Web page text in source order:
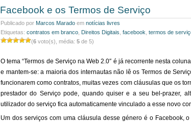
Facebook e os Termos de Serviço
Publicado por Marcos Marado em notícias livres
Etiquetas: contratos em branco Direitos Digitais facebook termos de
(6 voto(s), média: 5 de 5)
O tema “Termos de Serviço na Web 2.0″ é já recorrente nesta
e mantem-se: a maioria dos internautas não lê os Termos de
funcionarem como contratos, muitas vezes com cláusulas que os
prestador do Serviço pode, quando quiser e a seu bel-prazer,
utilizador do serviço fica automaticamente vinculado a esse novo
Um dos serviços com uma cláusula desse género é o Facebook,